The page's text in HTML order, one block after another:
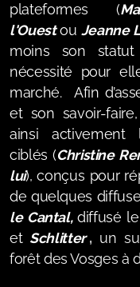
plateformes (
l'Ouestou Jeanne
moins son
nécessité pour
marché. Afin
et son savoir-faire,
ainsi activement
ciblés (Christine
lui), conçus pour
de quelques
le Cantal,diffusé
et Schlitter,, un
forêt des Vosges à